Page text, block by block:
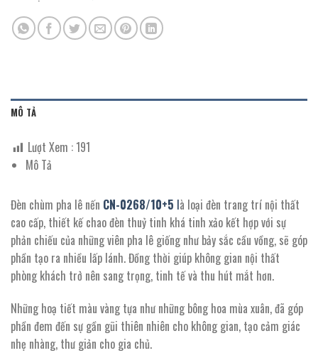
MÔ TẢ
Lượt Xem :191
Mô Tả
Đèn chùm pha lê nến CN-0268/10+5 là loại đèn trang trí nội thất
cao cấp, thiết kế chao đèn thuỷ tinh khá tinh xảo kết hợp với sự
phản chiếu của những viên pha lê giống như bảy sắc cầu vồng, sẽ góp
phần tạo ra nhiều lấp lánh. Đồng thời giúp không gian nội thất
phòng khách trở nên sang trọng, tinh tế và thu hút mắt hơn.
Những hoạ tiết màu vàng tựa như những bông hoa mùa xuân, đã góp
phần đem đến sự gần gũi thiên nhiên cho không gian, tạo cảm giác
nhẹ nhàng, thư giản cho gia chủ.